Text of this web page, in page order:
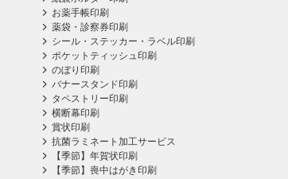
お薬手帳印刷
薬袋・診察券印刷
シール・ステッカー・ラベル印刷
ポケットティッシュ印刷
のぼり印刷
バナースタンド印刷
タペストリー印刷
横断幕印刷
賞状印刷
抗菌ラミネート加工サービス
【季節】年賀状印刷
【季節】喪中はがき印刷